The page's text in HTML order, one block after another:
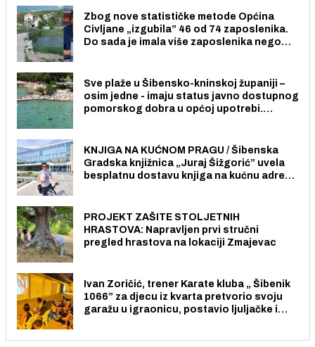
Zbog nove statističke metode Općina
Civljane „izgubila” 46 od 74 zaposlenika.
Do sada je imala više zaposlenika nego
Sve plaže u Šibensko-kninskoj županiji –
osim jedne - imaju status javno dostupnog
pomorskog dobra u općoj upotrebi.
KNJIGA NA KUĆNOM PRAGU / Šibenska
Gradska knjižnica „Juraj Šižgorić” uvela
besplatnu dostavu knjiga na kućnu adresu
PROJEKT ZAŠITE STOLJETNIH
HRASTOVA: Napravljen prvi stručni
pregled hrastova na lokaciji Zmajevac
Ivan Zoričić, trener Karate kluba „ Šibenik
1066” za djecu iz kvarta pretvorio svoju
garažu u igraonicu, postavio ljuljačke i